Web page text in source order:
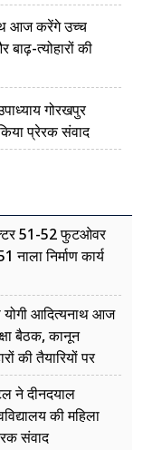
आज करेंगे उच्च
त्योहारों की
गोरखपुर
प्रेरक संवाद
51-52 फुटओवर
निर्माण कार्य
योगी आदित्यनाथ आज
बैठक, कानून
की तैयारियों पर
ने दीनदयाल
की महिला
संवाद